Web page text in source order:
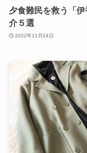
夕食難民を救う「
介５選
2022年11月24日